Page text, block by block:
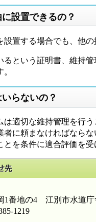
設置できるの？
置する場合でも、他
という証明書、維持
らないの？
適切な維持管理を行
者に頼まなければなら
を条件に適合評価を受
1番地の4 江別市水道庁
1219